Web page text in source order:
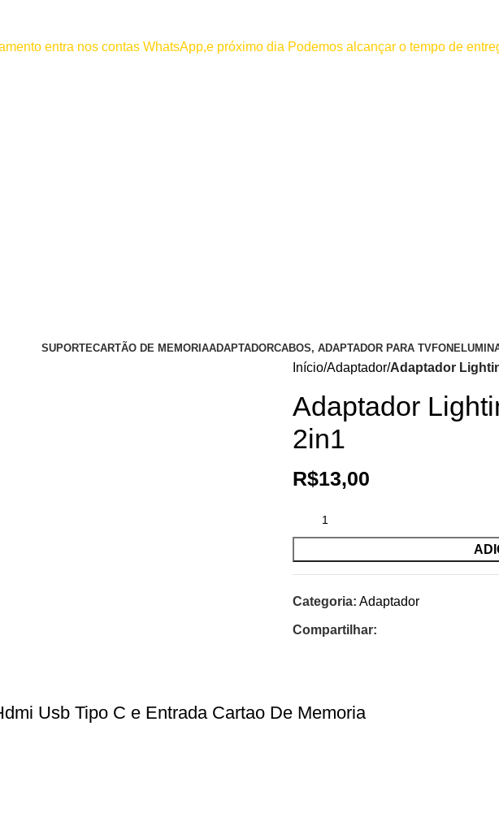
entra nos contas WhatsApp,e próximo dia Podemos alcançar o tempo de
SUPORTECARTÃO DE MEMORIAADAPTADORCABOS, ADAPTADOR PARA TVFONE
Início Adaptador Adaptador
Adaptador
2in1
R$13,00
Categoria: Adaptador
Compartilhar:
Usb Tipo C e Entrada Cartao De Memoria